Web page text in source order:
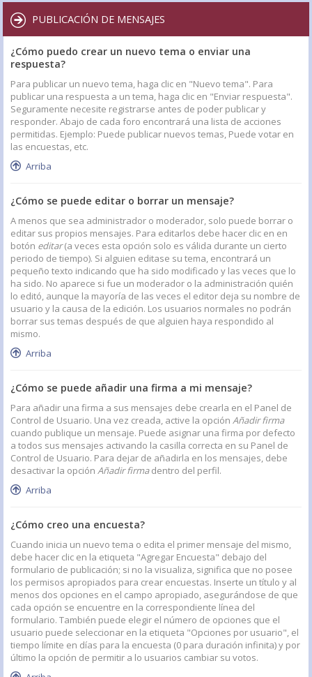
PUBLICACIÓN DE MENSAJES
¿Cómo puedo crear un nuevo tema o enviar una
respuesta?
Para publicar un nuevo tema, haga clic en "Nuevo tema". Para
publicar una respuesta a un tema, haga clic en "Enviar respuesta".
Seguramente necesite registrarse antes de poder publicar y
responder. Abajo de cada foro encontrará una lista de acciones
permitidas. Ejemplo: Puede publicar nuevos temas, Puede votar en
las encuestas, etc.
Arriba
¿Cómo se puede editar o borrar un mensaje?
A menos que sea administrador o moderador, solo puede borrar o
editar sus propios mensajes. Para editarlos debe hacer clic en en
botón editar(a veces esta opción solo es válida durante un cierto
periodo de tiempo). Si alguien editase su tema, encontrará un
pequeño texto indicando que ha sido modificado y las veces que lo
ha sido. No aparece si fue un moderador o la administración quién
lo editó, aunque la mayoría de las veces el editor deja su nombre de
usuario y la causa de la edición. Los usuarios normales no podrán
borrar sus temas después de que alguien haya respondido al
mismo.
Arriba
¿Cómo se puede añadir una firma a mi mensaje?
Para añadir una firma a sus mensajes debe crearla en el Panel de
Control de Usuario. Una vez creada, active la opción Añadir firma
cuando publique un mensaje. Puede asignar una firma por defecto
a todos sus mensajes activando la casilla correcta en su Panel de
Control de Usuario. Para dejar de añadirla en los mensajes, debe
desactivar la opción Añadir firmadentro del perfil.
Arriba
¿Cómo creo una encuesta?
Cuando inicia un nuevo tema o edita el primer mensaje del mismo,
debe hacer clic en la etiqueta "Agregar Encuesta" debajo del
formulario de publicación; si no la visualiza, significa que no posee
los permisos apropiados para crear encuestas. Inserte un título y al
menos dos opciones en el campo apropiado, asegurándose de que
cada opción se encuentre en la correspondiente línea del
formulario. También puede elegir el número de opciones que el
usuario puede seleccionar en la etiqueta "Opciones por usuario", el
tiempo límite en días para la encuesta (0 para duración infinita) y por
último la opción de permitir a lo usuarios cambiar su votos.